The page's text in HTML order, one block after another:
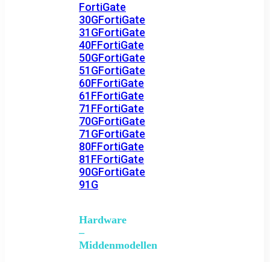
FortiGate
30GFortiGate
31GFortiGate
40FFortiGate
50GFortiGate
51GFortiGate
60FFortiGate
61FFortiGate
71FFortiGate
70GFortiGate
71GFortiGate
80FFortiGate
81FFortiGate
90GFortiGate
91G
Hardware
–
Middenmodellen